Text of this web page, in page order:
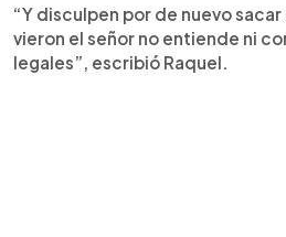
“Y disculpen por de nuevo
vieron el señor no entiende ni
legales”, escribió Raquel.